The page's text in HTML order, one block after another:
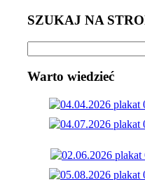
SZUKAJ NA
Warto wiedzieć